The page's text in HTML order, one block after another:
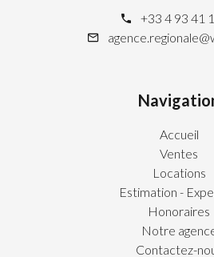
+33 4 93 41
Accueil
Ventes
Locations
Estimation -
Honoraires
Notre
Contactez-